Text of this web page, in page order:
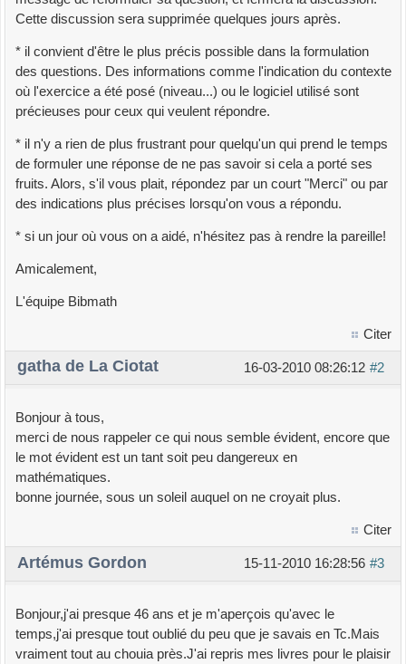
Cette discussion sera supprimée quelques jours après.
* il convient d'être le plus précis possible dans la formulation
des questions. Des informations comme l'indication du contexte
où l'exercice a été posé (niveau...) ou le logiciel utilisé sont
précieuses pour ceux qui veulent répondre.
* il n'y a rien de plus frustrant pour quelqu'un qui prend le temps
de formuler une réponse de ne pas savoir si cela a porté ses
fruits. Alors, s'il vous plait, répondez par un court "Merci" ou par
des indications plus précises lorsqu'on vous a répondu.
* si un jour où vous on a aidé, n'hésitez pas à rendre la pareille!
Amicalement,
L'équipe Bibmath
Citer
#2
16-03-2010 08:26:12
gatha de La Ciotat
Bonjour à tous,
merci de nous rappeler ce qui nous semble évident, encore que
le mot évident est un tant soit peu dangereux en
mathématiques.
bonne journée, sous un soleil auquel on ne croyait plus.
Citer
#3
15-11-2010 16:28:56
Artémus Gordon
Bonjour,j'ai presque 46 ans et je m'aperçois qu'avec le
temps,j'ai presque tout oublié du peu que je savais en Tc.Mais
vraiment tout au chouia près.J'ai repris mes livres pour le plaisir